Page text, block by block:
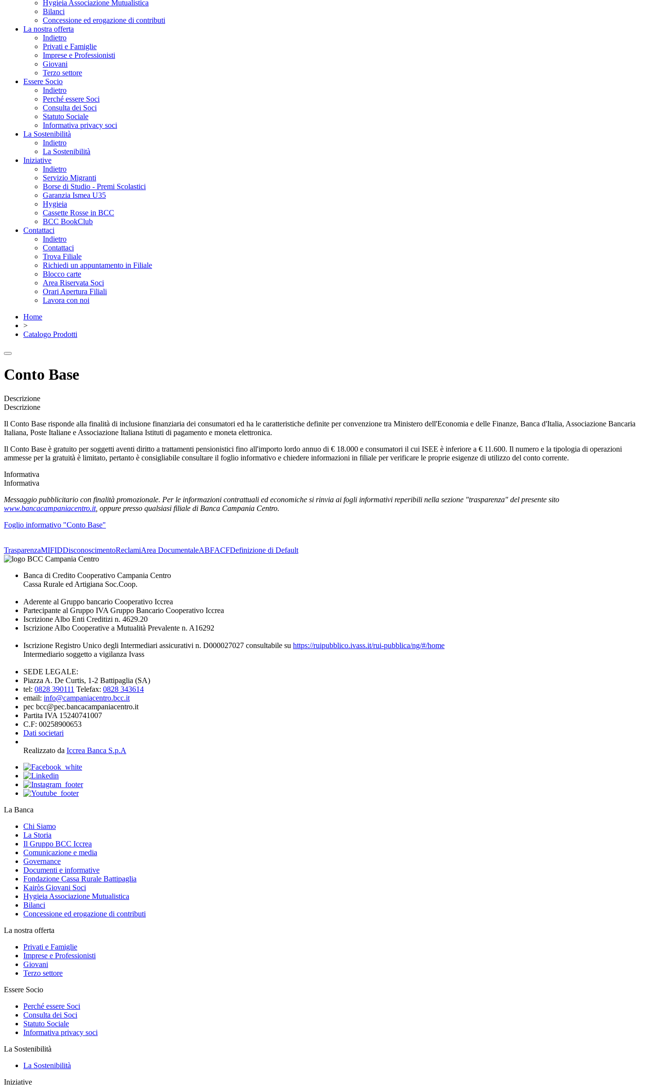
Hygieia Associazione Mutualistica
Bilanci
Concessione ed erogazione di contributi
La nostra offerta
Indietro
Privati e Famiglie
Imprese e Professionisti
Giovani
Terzo settore
Essere Socio
Indietro
Perché essere Soci
Consulta dei Soci
Statuto Sociale
Informativa privacy soci
La Sostenibilità
Indietro
La Sostenibilità
Iniziative
Indietro
Servizio Migranti
Borse di Studio - Premi Scolastici
Garanzia Ismea U35
Hygieia
Cassette Rosse in BCC
BCC BookClub
Contattaci
Indietro
Contattaci
Trova Filiale
Richiedi un appuntamento in Filiale
Blocco carte
Area Riservata Soci
Orari Apertura Filiali
Lavora con noi
Home
>
Catalogo Prodotti
Conto Base
Descrizione
Descrizione
Il Conto Base risponde alla finalità di inclusione finanziaria dei consumatori ed ha le caratteristiche definite per convenzione tra Ministero dell'Economia e delle Finanze, Banca d'Italia, Associazione Bancaria
Italiana, Poste Italiane e Associazione Italiana Istituti di pagamento e moneta elettronica.
Il Conto Base è gratuito per soggetti aventi diritto a trattamenti pensionistici fino all'importo lordo annuo di € 18.000 e consumatori il cui ISEE è inferiore a € 11.600. Il numero e la tipologia di operazioni
ammesse per la gratuità è limitato, pertanto è consigliabile consultare il foglio informativo e chiedere informazioni in filiale per verificare le proprie esigenze di utilizzo del conto corrente.
Informativa
Informativa
Messaggio pubblicitario con finalità promozionale. Per le informazioni contrattuali ed economiche si rinvia ai fogli informativi reperibili nella sezione "trasparenza" del presente sito
www.bancacampaniacentro.it, oppure presso qualsiasi filiale di Banca Campania Centro.
Foglio informativo "Conto Base"
TrasparenzaMIFIDDisconoscimentoReclamiArea DocumentaleABFACFDefinizione di Default
Banca di Credito Cooperativo Campania Centro
Cassa Rurale ed Artigiana Soc.Coop.
Aderente al Gruppo bancario Cooperativo Iccrea
Partecipante al Gruppo IVA Gruppo Bancario Cooperativo Iccrea
Iscrizione Albo Enti Creditizi n. 4629.20
Iscrizione Albo Cooperative a Mutualità Prevalente n. A16292
Iscrizione Registro Unico degli Intermediari assicurativi n. D000027027 consultabile su https://ruipubblico.ivass.it/rui-pubblica/ng/#/home
Intermediario soggetto a vigilanza Ivass
SEDE LEGALE:
Piazza A. De Curtis, 1-2 Battipaglia (SA)
tel: 0828 390111 Telefax: 0828 343614
email: info@campaniacentro.bcc.it
pec bcc@pec.bancacampaniacentro.it
Partita IVA 15240741007
C.F: 00258900653
Dati societari
Realizzato da Iccrea Banca S.p.A
La Banca
Chi Siamo
La Storia
Il Gruppo BCC Iccrea
Comunicazione e media
Governance
Documenti e informative
Fondazione Cassa Rurale Battipaglia
Kairòs Giovani Soci
Hygieia Associazione Mutualistica
Bilanci
Concessione ed erogazione di contributi
La nostra offerta
Privati e Famiglie
Imprese e Professionisti
Giovani
Terzo settore
Essere Socio
Perché essere Soci
Consulta dei Soci
Statuto Sociale
Informativa privacy soci
La Sostenibilità
La Sostenibilità
Iniziative